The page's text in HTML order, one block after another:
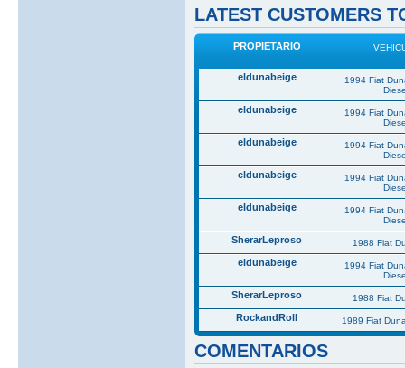
LATEST CUSTOMERS
PROPIETARIO
eldunabeige
1994 Fiat
eldunabeige
1994 Fiat
eldunabeige
1994 Fiat
eldunabeige
1994 Fiat
eldunabeige
1994 Fiat
SherarLeproso 1988 Fiat
eldunabeige
1994 Fiat
SherarLeproso 1988 Fiat
RockandRoll 1989 Fiat
COMENTARIOS